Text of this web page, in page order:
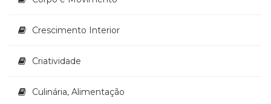
Crescimento Interior
Criatividade
Culinária, Alimentação